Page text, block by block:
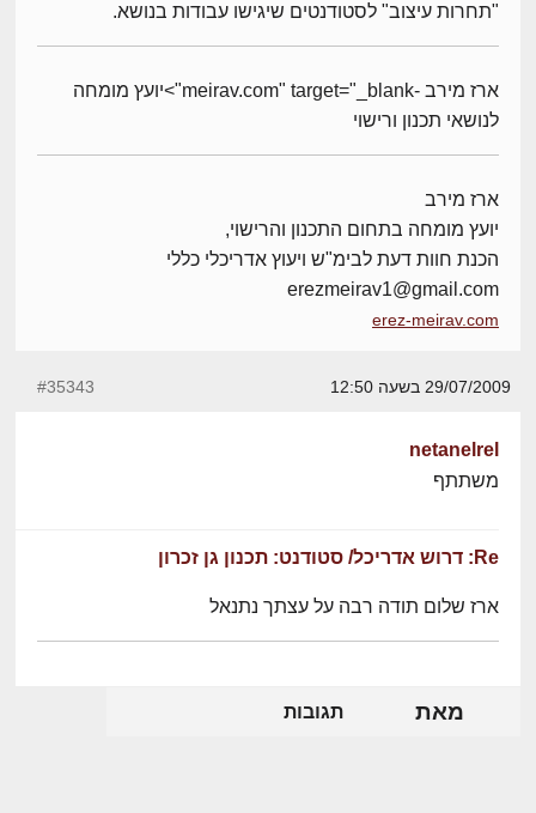
"תחרות עיצוב" לסטודנטים שיגישו עבודות בנושא.
ארז מירב -meirav.com" target="_blank">יועץ מומחה
לנושאי תכנון ורישוי
ארז מירב
יועץ מומחה בתחום התכנון והרישוי,
הכנת חוות דעת לבימ"ש ויעוץ אדריכלי כללי
erezmeirav1@gmail.com
erez-meirav.com
29/07/2009 בשעה 12:50 #35343
netanelrel
משתתף
Re: דרוש אדריכל/ סטודנט: תכנון גן זכרון
ארז שלום תודה רבה על עצתך נתנאל
מאת תגובות